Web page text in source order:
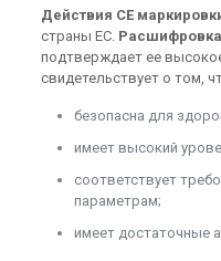
Действия СЕ
страны ЕС.
подтверждает ее
свидетельствует о том,
безопасна для
имеет высокий
соответствует
параметрам;
имеет достаточные